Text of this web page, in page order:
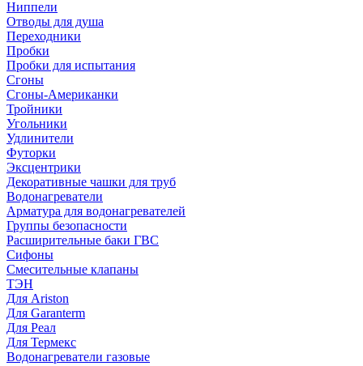
Ниппели
Отводы для душа
Переходники
Пробки
Пробки для испытания
Сгоны
Сгоны-Американки
Тройники
Угольники
Удлинители
Футорки
Эксцентрики
Декоративные чашки для труб
Водонагреватели
Арматура для водонагревателей
Группы безопасности
Расширительные баки ГВС
Сифоны
Смесительные клапаны
ТЭН
Для Ariston
Для Garanterm
Для Реал
Для Термекс
Водонагреватели газовые